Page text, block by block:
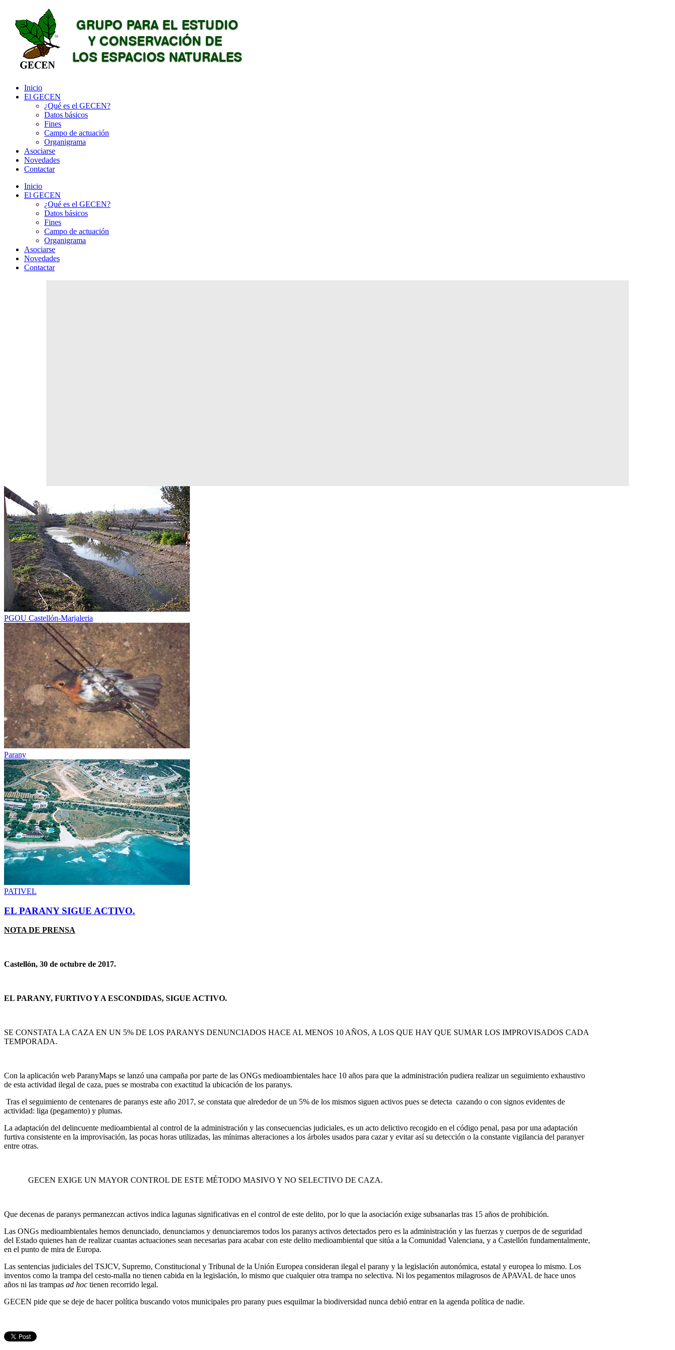
Inicio
El GECEN
¿Qué es el GECEN?
Datos básicos
Fines
Campo de actuación
Organigrama
Asociarse
Novedades
Contactar
Inicio
El GECEN
¿Qué es el GECEN?
Datos básicos
Fines
Campo de actuación
Organigrama
Asociarse
Novedades
Contactar
PGOU Castellón-Marjaleria
Parany
PATIVEL
EL PARANY SIGUE ACTIVO.
NOTA DE PRENSA
Castellón, 30 de octubre de 2017.
EL PARANY, FURTIVO Y A ESCONDIDAS, SIGUE ACTIVO.
SE CONSTATA LA CAZA EN UN 5% DE LOS PARANYS DENUNCIADOS HACE AL MENOS 10 AÑOS, A LOS QUE HAY QUE SUMAR LOS IMPROVISADOS CADA
TEMPORADA.
Con la aplicación web ParanyMaps se lanzó una campaña por parte de las ONGs medioambientales hace 10 años para que la administración pudiera realizar un seguimiento exhaustivo
de esta actividad ilegal de caza, pues se mostraba con exactitud la ubicación de los paranys.
Tras el seguimiento de centenares de paranys este año 2017, se constata que alrededor de un 5% de los mismos siguen activos pues se detecta cazando o con signos evidentes de
actividad: liga (pegamento) y plumas.
La adaptación del delincuente medioambiental al control de la administración y las consecuencias judiciales, es un acto delictivo recogido en el código penal, pasa por una adaptación
furtiva consistente en la improvisación, las pocas horas utilizadas, las mínimas alteraciones a los árboles usados para cazar y evitar así su detección o la constante vigilancia del paranyer
entre otras.
GECEN EXIGE UN MAYOR CONTROL DE ESTE MÉTODO MASIVO Y NO SELECTIVO DE CAZA.
Que decenas de paranys permanezcan activos indica lagunas significativas en el control de este delito, por lo que la asociación exige subsanarlas tras 15 años de prohibición.
Las ONGs medioambientales hemos denunciado, denunciamos y denunciaremos todos los paranys activos detectados pero es la administración y las fuerzas y cuerpos de de seguridad
del Estado quienes han de realizar cuantas actuaciones sean necesarias para acabar con este delito medioambiental que sitúa a la Comunidad Valenciana, y a Castellón fundamentalmente,
en el punto de mira de Europa.
Las sentencias judiciales del TSJCV, Supremo, Constitucional y Tribunal de la Unión Europea consideran ilegal el parany y la legislación autonómica, estatal y europea lo mismo. Los
inventos como la trampa del cesto-malla no tienen cabida en la legislación, lo mismo que cualquier otra trampa no selectiva. Ni los pegamentos milagrosos de APAVAL de hace unos
años ni las trampas ad hoc tienen recorrido legal.
GECEN pide que se deje de hacer política buscando votos municipales pro parany pues esquilmar la biodiversidad nunca debió entrar en la agenda política de nadie.